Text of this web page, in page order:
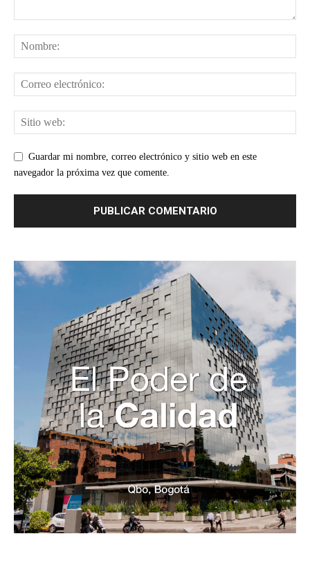
Guardar mi nombre, correo electrónico y sitio web en este
navegador la próxima vez que comente.